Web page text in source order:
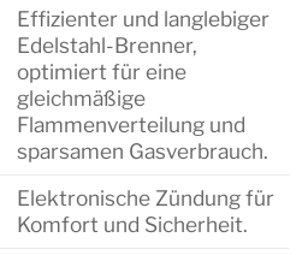
Effizienter und langlebiger
Edelstahl-Brenner,
optimiert für eine
gleichmäßige
Flammenverteilung und
sparsamen Gasverbrauch.
Elektronische Zündung für
Komfort und Sicherheit.